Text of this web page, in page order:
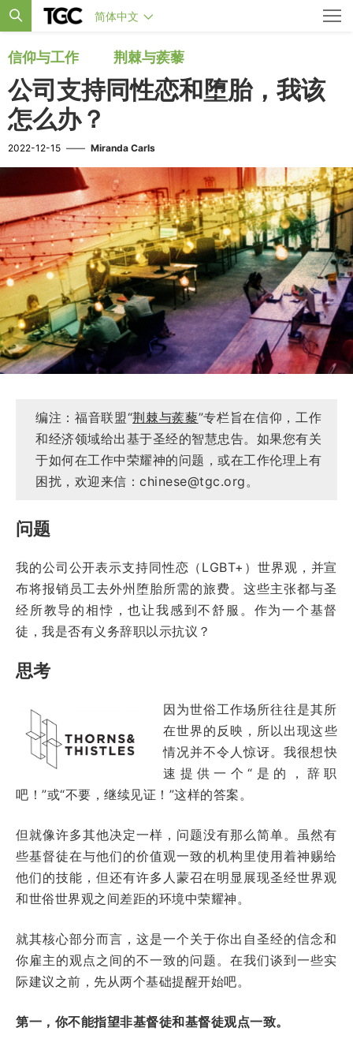
简体中文
信仰与工作 荆棘与蒺藜
公司支持同性恋和堕胎，我该
怎么办？
2022-12-15 —— Miranda Carls
编注：福音联盟“荆棘与蒺藜”专栏旨在信仰，工作
和经济领域给出基于圣经的智慧忠告。如果您有关
于如何在工作中荣耀神的问题，或在工作伦理上有
困扰，欢迎来信：chinese@tgc.org。
问题
我的公司公开表示支持同性恋（LGBT+）世界观，并宣
布将报销员工去外州堕胎所需的旅费。这些主张都与圣
经所教导的相悖，也让我感到不舒服。作为一个基督
徒，我是否有义务辞职以示抗议？
思考
因为世俗工作场所往往是其所
在世界的反映，所以出现这些
情况并不令人惊讶。我很想快
速提供一个“是的，辞职
吧！”或“不要，继续见证！”这样的答案。
但就像许多其他决定一样，问题没有那么简单。虽然有
些基督徒在与他们的价值观一致的机构里使用着神赐给
他们的技能，但还有许多人蒙召在明显展现圣经世界观
和世俗世界观之间差距的环境中荣耀神。
就其核心部分而言，这是一个关于你出自圣经的信念和
你雇主的观点之间的不一致的问题。在我们谈到一些实
际建议之前，先从两个基础提醒开始吧。
第一，你不能指望非基督徒和基督徒观点一致。